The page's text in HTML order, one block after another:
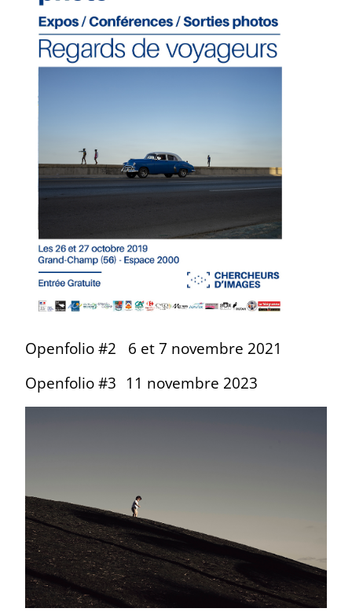
Openfolio #2 6 et 7 novembre 2021
Openfolio #3 11 novembre 2023